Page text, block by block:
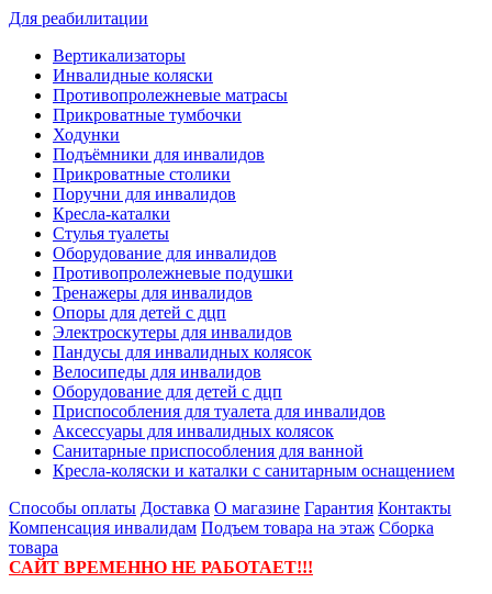
Для реабилитации
Вертикализаторы
Инвалидные коляски
Противопролежневые матрасы
Прикроватные тумбочки
Ходунки
Подъёмники для инвалидов
Прикроватные столики
Поручни для инвалидов
Кресла-каталки
Стулья туалеты
Оборудование для инвалидов
Противопролежневые подушки
Тренажеры для инвалидов
Опоры для детей с дцп
Электроскутеры для инвалидов
Пандусы для инвалидных колясок
Велосипеды для инвалидов
Оборудование для детей с дцп
Приспособления для туалета для инвалидов
Аксессуары для инвалидных колясок
Санитарные приспособления для ванной
Кресла-коляски и каталки с санитарным оснащением
Способы оплаты Доставка О магазине Гарантия Контакты
Компенсация инвалидам Подъем товара на этаж Сборка
товара
САЙТ ВРЕМЕННО НЕ РАБОТАЕТ!!!